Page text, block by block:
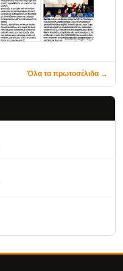
Όλα τα πρωτοσέλιδα →